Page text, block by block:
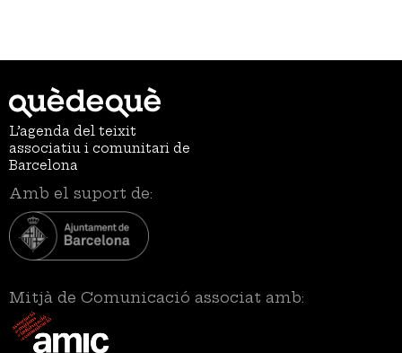
L’agenda del teixit
associatiu i comunitari de
Barcelona
Amb el suport de:
Mitjà de Comunicació associat amb: